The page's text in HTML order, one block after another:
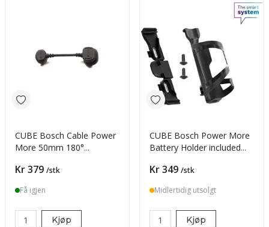
CUBE Bosch Cable Power
More 50mm 180°
Pris
Kr 379 /stk
Få igjen
Kjøp
CUBE Bosch Power More
Battery Holder included
Pris
Kr 349 /stk
Midlertidig utsolgt
Kjøp